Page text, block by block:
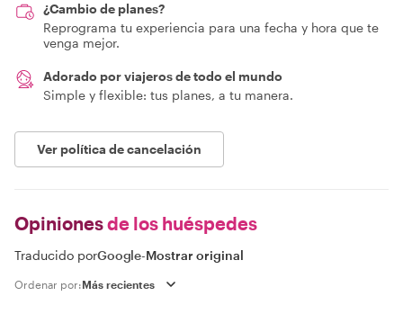
¿Cambio de planes?
Reprograma tu experiencia para una fecha y hora que te
venga mejor.
Adorado por viajeros de todo el mundo
Simple y flexible: tus planes, a tu manera.
Ver política de cancelación
Opinionesde los huéspedes
Traducido porGoogle-Mostrar original
Ordenar por: